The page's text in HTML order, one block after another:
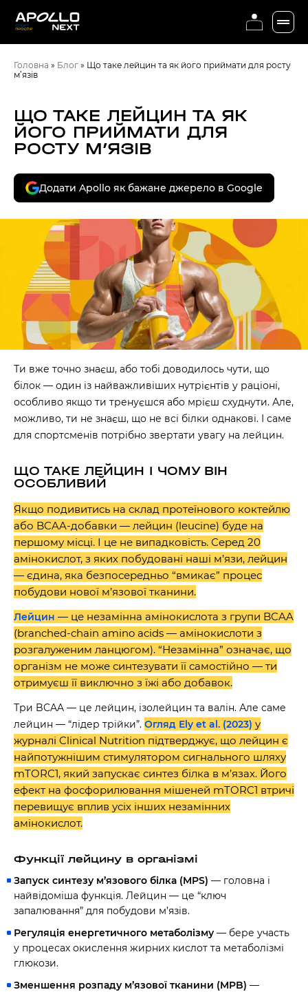
Головна » Блог » Що таке лейцин та як його приймати для росту
м’язів
ЩО ТАКЕ ЛЕЙЦИН ТА ЯК
ЙОГО ПРИЙМАТИ ДЛЯ
РОСТУ М’ЯЗІВ
Додати Apollo як бажане джерело в Google
Ти вже точно знаєш, або тобі доводилось чути, що
білок — один із найважливіших нутрієнтів у раціоні,
особливо якщо ти тренуєшся або мрієш схуднути. Але,
можливо, ти не знаєш, що не всі білки однакові. І саме
для спортсменів потрібно звертати увагу на лейцин.
ЩО ТАКЕ ЛЕЙЦИН І ЧОМУ ВІН
ОСОБЛИВИЙ
Якщо подивитись на склад протеїнового коктейлю
або BCAA-добавки — лейцин (leucine) буде на
першому місці. І це не випадковість. Серед 20
амінокислот, з яких побудовані наші м’язи, лейцин
— єдина, яка безпосередньо “вмикає” процес
побудови нової м’язової тканини.
Лейцин — це незамінна амінокислота з групи BCAA
(branched-chain amino acids — амінокислоти з
розгалуженим ланцюгом). “Незамінна” означає, що
організм не може синтезувати її самостійно — ти
отримуєш її виключно з їжі або добавок.
Три BCAA — це лейцин, ізолейцин та валін. Але саме
лейцин — “лідер трійки”. Огляд Ely et al. (2023) у
журналі Clinical Nutrition підтверджує, що лейцин є
найпотужнішим стимулятором сигнального шляху
mTORC1, який запускає синтез білка в м’язах. Його
ефект на фосфорилювання мішеней mTORC1 втричі
перевищує вплив усіх інших незамінних
амінокислот.
Функції лейцину в організмі
Запуск синтезу м’язового білка (MPS) — головна і
найвідоміша функція. Лейцин — це “ключ
запалювання” для побудови м’язів.
Регуляція енергетичного метаболізму — бере участь
у процесах окислення жирних кислот та метаболізмі
глюкози.
Зменшення розпаду м’язової тканини (MPB) —